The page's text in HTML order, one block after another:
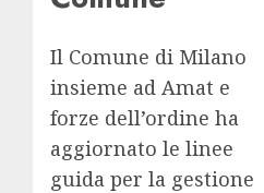
Il Comune di Milano
insieme ad Amat e
forze dell’ordine ha
aggiornato le linee
guida per la gestione